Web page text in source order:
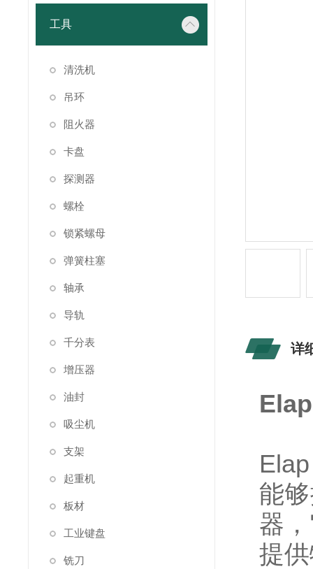
工具
清洗机
吊环
阻火器
卡盘
探测器
螺栓
锁紧螺母
弹簧柱塞
轴承
导轨
千分表
增压器
油封
吸尘机
支架
起重机
板材
工业键盘
铣刀
详
能
器
提